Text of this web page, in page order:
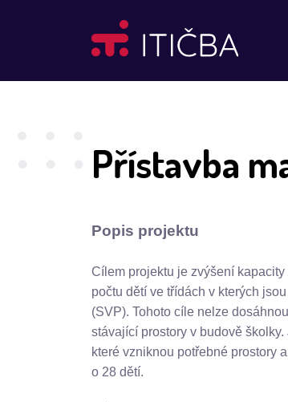
Přístavba
Popis projektu
Cílem projektu je zvýšení
počtu dětí ve třídách v kterých
(SVP). Tohoto cíle nelze
stávající prostory v budově
které vzniknou potřebné prostory
o 28 dětí.